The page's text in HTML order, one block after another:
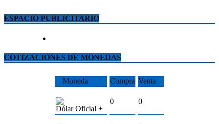
ESPACIO PUBLICITARIO
COTIZACIONES DE MONEDAS
Moneda Compra Venta
Dólar Oficial +
0 0